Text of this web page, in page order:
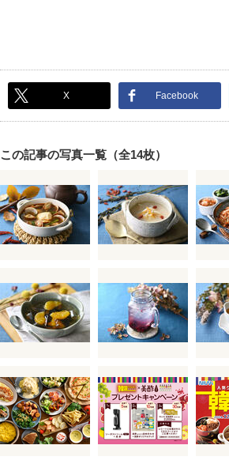
X Facebook
この記事の写真一覧（全14枚）